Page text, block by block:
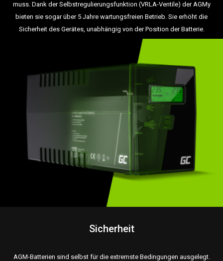
muss. Dank der Selbstregulierungsfunktion (VRLA-Ventile) der AGMy
bieten sie sogar über 5 Jahre wartungsfreien Betrieb. Sie erhöht die
Sicherheit des Gerätes, unabhängig von der Position der Batterie.
Sicherheit
AGM-Batterien sind selbst für die extremste Bedingungen ausgelegt.